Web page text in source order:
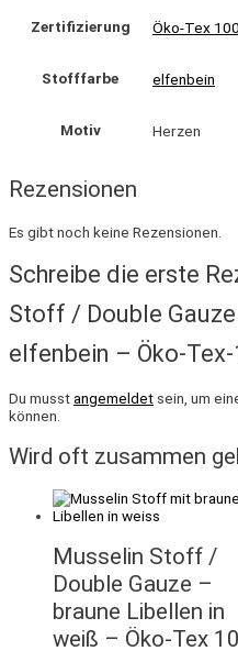
Zertifizierung Öko-Tex 100
Stofffarbe elfenbein
Motiv Herzen
Rezensionen
Es gibt noch keine Rezensionen.
Schreibe die erste
Stoff / Double
elfenbein – Öko-Tex-
Du musstangemeldet sein, um
können.
Wird oft zusammen
Musselin Stoff /
Double Gauze –
braune Libellen in
weiß – Öko-Tex